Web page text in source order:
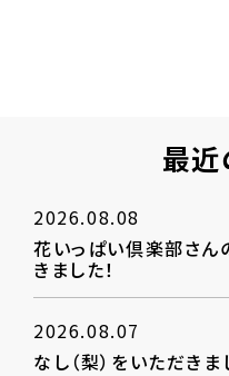
最
2026.08.08
花いっぱい倶楽部さん
きました！
2026.08.07
なし（梨）をいただき